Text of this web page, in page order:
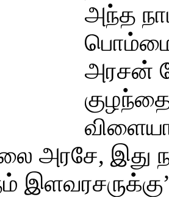
அந்த
அரசன்
அரசே, இது